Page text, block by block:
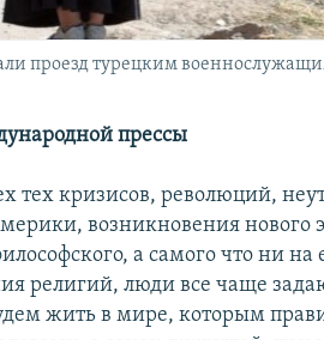
проезд турецким
прессы
тех кризисов, революций,
возникновения нового
а самого что ни
религий, люди все чаще
жить в мире, которым